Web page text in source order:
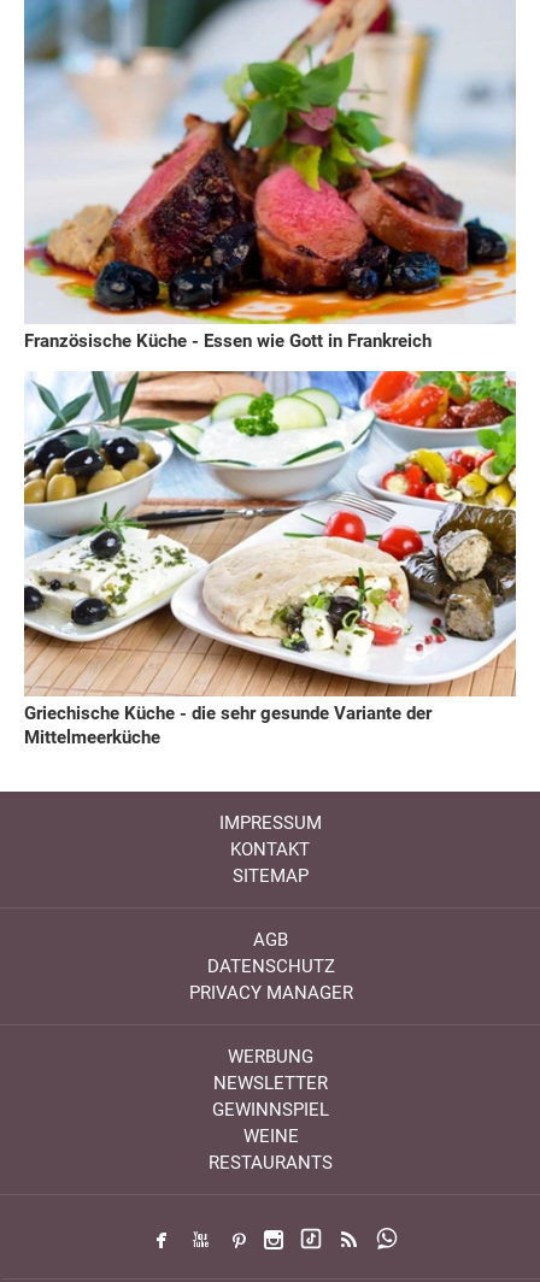
Französische Küche - Essen wie Gott in Frankreich
Griechische Küche - die sehr gesunde Variante der
Mittelmeerküche
IMPRESSUM
KONTAKT
SITEMAP
AGB
DATENSCHUTZ
PRIVACY MANAGER
WERBUNG
NEWSLETTER
GEWINNSPIEL
WEINE
RESTAURANTS